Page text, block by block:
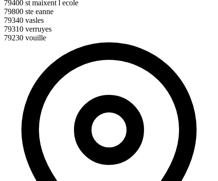
79400 st maixent l ecole
79800 ste eanne
79340 vasles
79310 verruyes
79230 vouille